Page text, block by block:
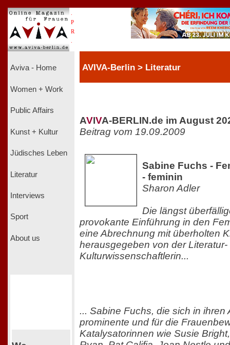
P
R
Aviva - Home
Women + Work
Public Affairs
Kunst + Kultur
Jüdisches Leben
Literatur
Interviews
Sport
About us
AVIVA-Berlin > Literatur
AVIVA-BERLIN.de im August
Beitrag vom 19.09.2009
Sabine Fuchs -
- feminin
Sharon Adler
Die längst
provokante Einführung in den
eine Abrechnung mit überholten
herausgegeben von der Literatur-
Kulturwissenschaftlerin...
... Sabine Fuchs, die sich in ihren
prominente und für die
Katalysatorinnen wie Susie